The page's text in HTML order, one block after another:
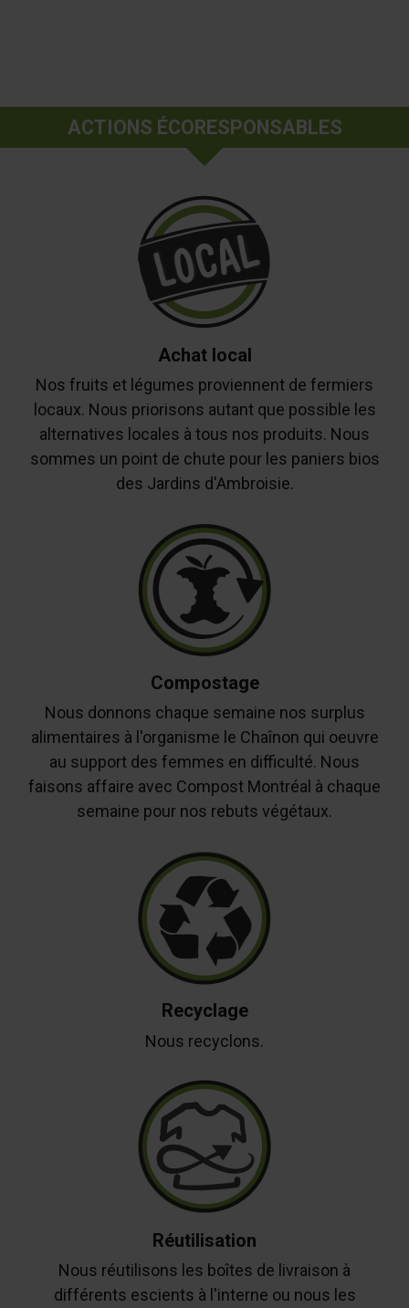
ACTIONS ÉCORESPONSABLES
Achat local
Nos fruits et légumes proviennent de fermiers
locaux. Nous priorisons autant que possible les
alternatives locales à tous nos produits. Nous
sommes un point de chute pour les paniers bios
des Jardins d'Ambroisie.
Compostage
Nous donnons chaque semaine nos surplus
alimentaires à l'organisme le Chaînon qui oeuvre
au support des femmes en difficulté. Nous
faisons affaire avec Compost Montréal à chaque
semaine pour nos rebuts végétaux.
Recyclage
Nous recyclons.
Réutilisation
Nous réutilisons les boîtes de livraison à
différents escients à l'interne ou nous les